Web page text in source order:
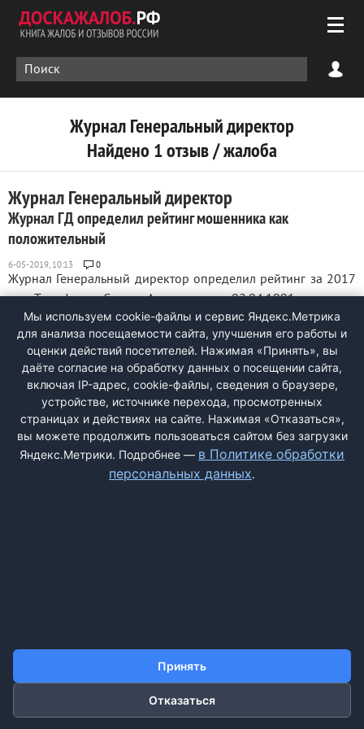
Журнал Генеральный директор
Найдено 1 отзыв / жалоба
Журнал Генеральный директор
Журнал ГД определил рейтинг мошенника как
положительный
0
Журнал Генеральный директор определил рейтинг за 2017
год Тимофеева Сергея Анатольевича 02.04.1991 г.р. и его
ООО "СПб Колумбус Тур", как положительный в то время
когда 02.04.2019 Куйбышевский районный суд СПб
признал его виновным в хищении денег туристов в
крупном размере с 2017 по 2018 ...
ДОБАВИТЬ ЖАЛОБУ
КОНТАКТЫ
Мы используем cookie-файлы и сервис Яндекс.Метрика
для анализа посещаемости сайта, улучшения его работы и
оценки действий посетителей. Нажимая «Принять», вы
даёте согласие на обработку данных о посещении сайта,
включая IP-адрес, cookie-файлы, сведения о браузере,
устройстве, источнике перехода, просмотренных
страницах и действиях на сайте. Нажимая «Отказаться»,
вы можете продолжить пользоваться сайтом без загрузки
Яндекс.Метрики. Подробнее — в Политике обработки
персональных данных.
Принять
Отказаться